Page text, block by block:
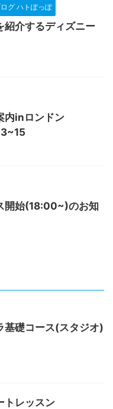
グ ハトぽっぽ
紹介するディズニー
内inロンドン
開始(18:00~)のお知
基礎コース(スタジオ)
トレッスン